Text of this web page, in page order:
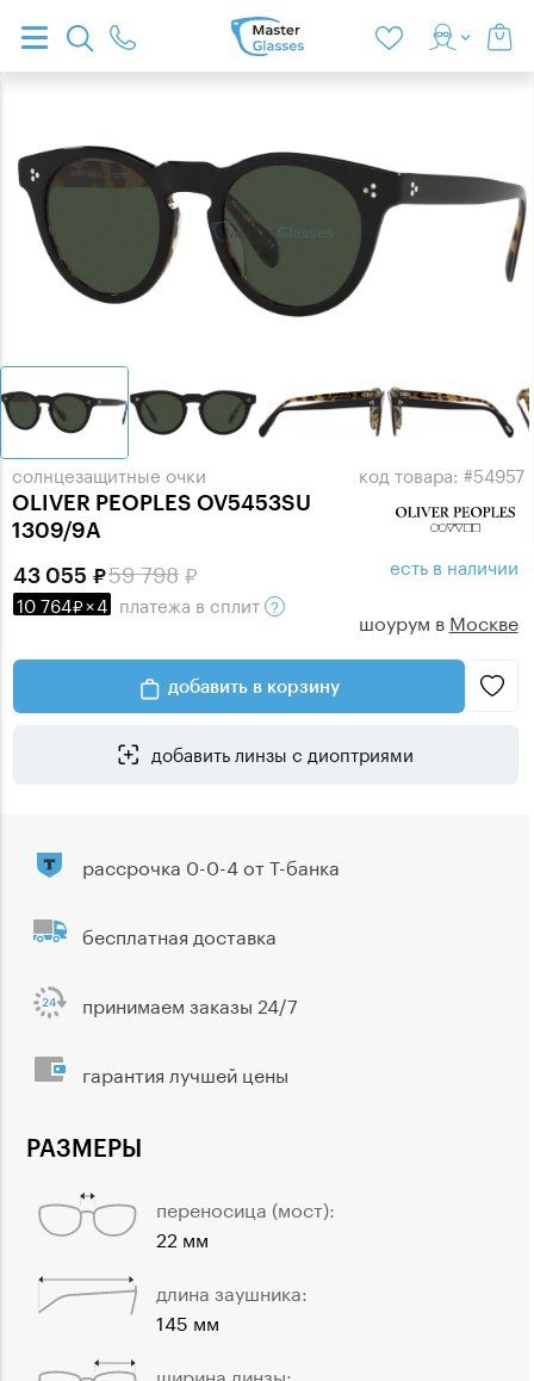
солнцезащитные очки
OLIVER PEOPLES OV5453SU
1309/9A
код товара: #54957
59 798
43 055
10 764 ×4 платежа в сплит
есть в наличии
шоурум в Москве
добавить в корзину
добавить линзы с диоптриями
РАЗМЕРЫ
переносица (мост):
22 мм
длина заушника:
145 мм
ширина линзы:
рассрочка 0-0-4 от Т-банка
бесплатная доставка
принимаем заказы 24/7
гарантия лучшей цены